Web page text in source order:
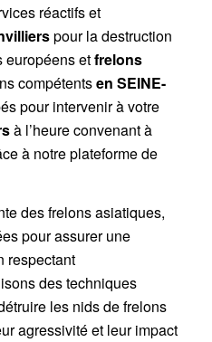
réactifs et
pour la destruction
européensetfrelons
compétentsen SEINE-
pour intervenir à votre
à l’heure convenant à
à notre plateforme de
des frelons asiatiques,
pour assurer une
respectant
des techniques
les nids defrelons
agressivité et leur impact